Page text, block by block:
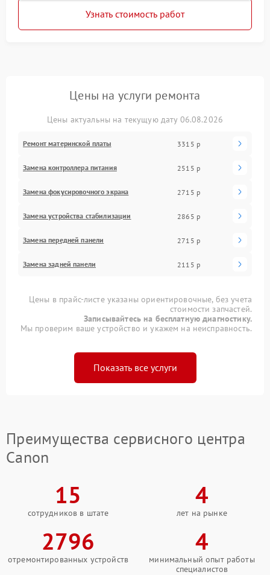
Узнать стоимость работ
Цены на услуги ремонта
Цены актуальны на текущую дату 06.08.2026
Ремонт материнской платы 3315 р
Замена контроллера питания 2515 р
Замена фокусировочного экрана 2715 р
Замена устройства стабилизации 2865 р
Замена передней панели 2715 р
Замена задней панели 2115 р
Цены в прайс-листе указаны ориентировочные, без учета
стоимости запчастей.
Записывайтесь на бесплатную диагностику.
Мы проверим ваше устройство и укажем на неисправность.
Показать все услуги
Преимущества сервисного центра
Canon
15
сотрудников в штате
4
лет на рынке
2796
отремонтированных устройств
4
минимальный опыт работы
специалистов